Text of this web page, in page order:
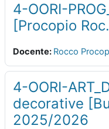
4-OORI-
[Procopio
Docente: Rocco
4-OORI-
decorative
2025/2026